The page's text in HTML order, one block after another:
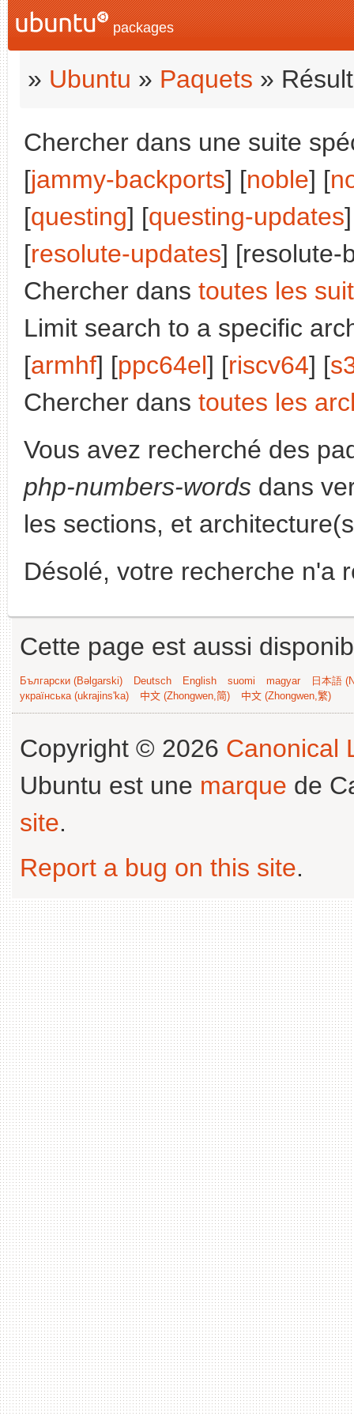
packages
» Ubuntu » Paquets »
Chercher dans une suite
[jammy-backports] [noble] [
[questing] [questing-updates
[resolute-updates] [resolute-
Chercher dans toutes les
Limit search to a specific
[armhf] [ppc64el] [riscv64] [
Chercher dans toutes les
Vous avez recherché des
php-numbers-words dans
les sections, et
Désolé, votre recherche n'a
Cette page est aussi
Български (Bəlgarski) Deutsch English suomi magyar
日本語
українська (ukrajins'ka)
中文 (Zhongwen,简) 中文 (Zhongwen,繁)
Copyright © 2026 Canonical
Ubuntu est une marque de
site.
Report a bug on this site.